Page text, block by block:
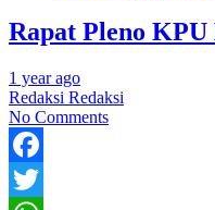
Rapat Pleno
1 year ago
Redaksi Redaksi
No Comments
Facebook